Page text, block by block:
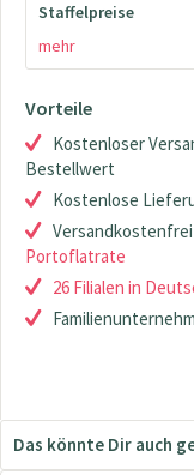
Staffelpreise
mehr
Vorteile
Kostenloser
Bestellwert
Kostenlose
Portoflatrate
26 Filialen in
Das könnte Dir auch